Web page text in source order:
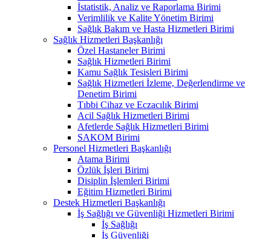
İstatistik, Analiz ve Raporlama Birimi
Verimlilik ve Kalite Yönetim Birimi
Sağlık Bakım ve Hasta Hizmetleri Birimi
Sağlık Hizmetleri Başkanlığı
Özel Hastaneler Birimi
Sağlık Hizmetleri Birimi
Kamu Sağlık Tesisleri Birimi
Sağlık Hizmetleri İzleme, Değerlendirme ve
Denetim Birimi
Tıbbi Cihaz ve Eczacılık Birimi
Acil Sağlık Hizmetleri Birimi
Afetlerde Sağlık Hizmetleri Birimi
SAKOM Birimi
Personel Hizmetleri Başkanlığı
Atama Birimi
Özlük İşleri Birimi
Disiplin İşlemleri Birimi
Eğitim Hizmetleri Birimi
Destek Hizmetleri Başkanlığı
İş Sağlığı ve Güvenliği Hizmetleri Birimi
İş Sağlığı
İş Güvenliği